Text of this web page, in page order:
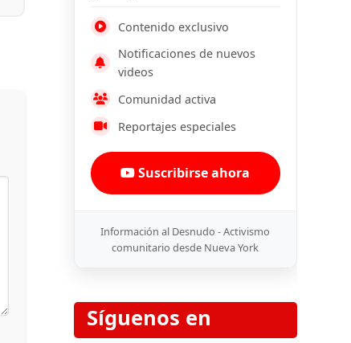
Contenido exclusivo
Notificaciones de nuevos
videos
Comunidad activa
Reportajes especiales
Suscribirse ahora
Información al Desnudo - Activismo
comunitario desde Nueva York
Síguenos en